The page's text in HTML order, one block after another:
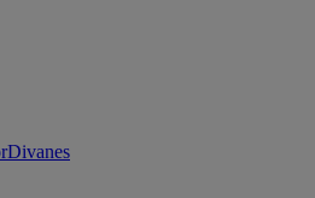
Divanes